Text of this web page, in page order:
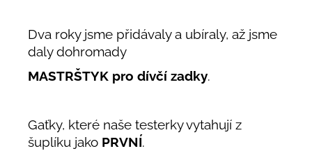
Dva roky jsme přidávaly a ubíraly, až jsme
daly dohromady
MASTRŠTYK pro dívčí zadky.
Gaťky, které naše testerky vytahují z
šuplíku jako PRVNÍ.